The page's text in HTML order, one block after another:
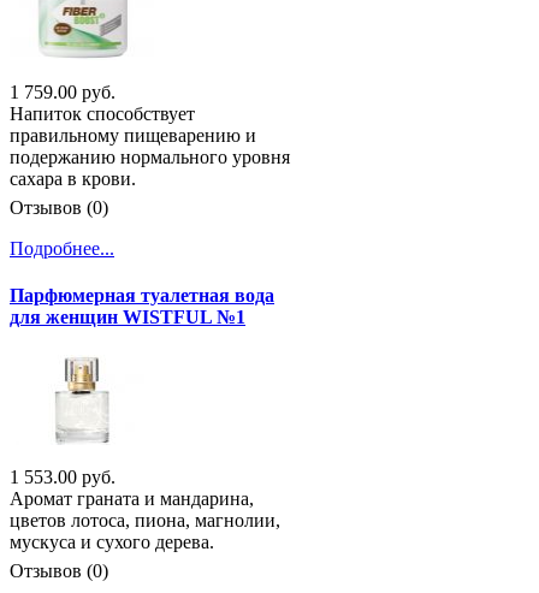
1 759.00 руб.
Напиток способствует
правильному пищеварению и
подержанию нормального уровня
сахара в крови.
Отзывов (0)
Подробнее...
Парфюмерная туалетная вода
для женщин WISTFUL №1
1 553.00 руб.
Аромат граната и мандарина,
цветов лотоса, пиона, магнолии,
мускуса и сухого дерева.
Отзывов (0)